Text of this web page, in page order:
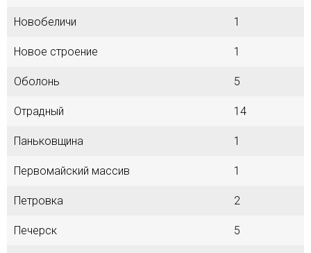
Новобеличи 1
Новое строение 1
Оболонь 5
Отрадный 14
Паньковщина 1
Первомайский массив 1
Петровка 2
Печерск 5